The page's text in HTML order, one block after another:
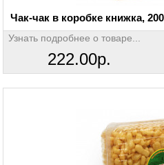
Чак-чак в коробке книжка,
Узнать подробнее о товаре...
222.00р.